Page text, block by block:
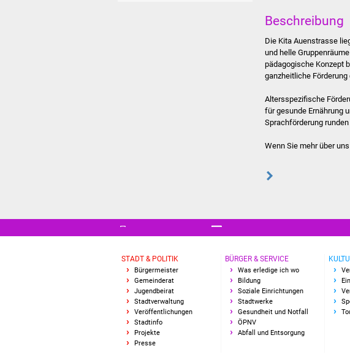
Beschreibung
Die Kita Auenstrasse
und helle
pädagogische Konzept
ganzheitliche
Altersspezifische
für gesunde Ernährung
Sprachförderung
Wenn Sie mehr über
STADT & POLITIK
Bürgermeister
Gemeinderat
Jugendbeirat
Stadtverwaltung
Veröffentlichungen
Stadtinfo
Projekte
Presse
BÜRGER & SERVICE
Was erledige ich wo
Bildung
Soziale Einrichtungen
Stadtwerke
Gesundheit und Notfall
ÖPNV
Abfall und Entsorgung